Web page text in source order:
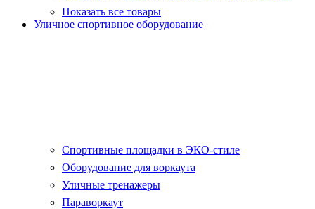
Показать все товары
Уличное спортивное оборудование
Спортивные площадки в ЭКО-стиле
Оборудование для воркаута
Уличные тренажеры
Параворкаут